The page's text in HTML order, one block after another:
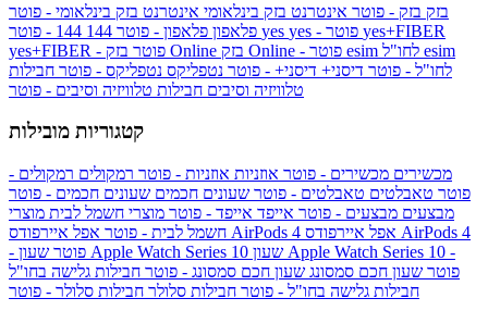
בזק בזק - פוטר אינטרנט בזק בינלאומי אינטרנט בזק בינלאומי - פוטר
פלאפון פלאפון - פוטר 144 yes
yes+FIBER
yes+FIBER - פוטר בזק Online
esim
לחו"ל - פוטר דיסני+ דיסני+ - פוטר נטפליקס נטפליקס - פוטר חבילות
טלוויזיה וסיבים חבילות טלוויזיה וסיבים - פוטר
קטגוריות מובילות
מכשירים מכשירים - פוטר אוזניות אוזניות - פוטר רמקולים רמקולים -
פוטר טאבלטים טאבלטים - פוטר שעונים חכמים שעונים חכמים - פוטר
מבצעים מבצעים - פוטר אייפד אייפד - פוטר מוצרי חשמל לבית מוצרי
חשמל לבית - פוטר אפל איירפודס AirPods 4 אפל איירפודס AirPods 4
- פוטר שעון Apple Watch Series 10 שעון Apple Watch Series 10 -
פוטר שעון חכם סמסונג שעון חכם סמסונג - פוטר חבילות גלישה בחו"ל
חבילות גלישה בחו"ל - פוטר חבילות סלולר חבילות סלולר - פוטר